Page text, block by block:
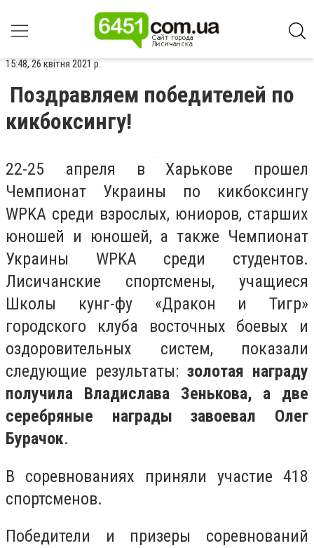
15:48, 26 квітня 2021 р.
Поздравляем победителей по
кикбоксингу!
22-25 апреля в Харькове прошел
Чемпионат Украины по кикбоксингу
WPKA среди взрослых, юниоров, старших
юношей и юношей, а также Чемпионат
Украины WPKA среди студентов.
Лисичанские спортсмены, учащиеся
Школы кунг-фу «Дракон и Тигр»
городского клуба восточных боевых и
оздоровительных систем, показали
следующие результаты: золотая награду
получила Владислава Зенькова, а две
серебряные награды завоевал Олег
Бурачок.
В соревнованиях приняли участие 418
спортсменов.
Победители и призеры соревнований